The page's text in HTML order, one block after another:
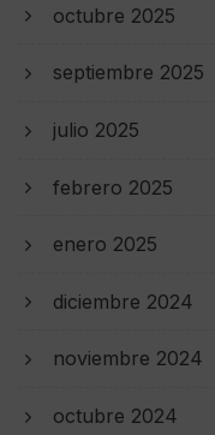
octubre 2025
septiembre 2025
julio 2025
febrero 2025
enero 2025
diciembre 2024
noviembre 2024
octubre 2024